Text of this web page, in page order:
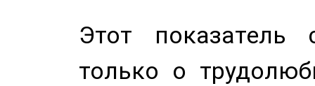
Этот показатель
только о